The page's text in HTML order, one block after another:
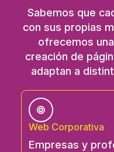
Sabemos que
con sus propias
ofrecemos
creación de
adaptan a
Web Corporativa
Empresas y